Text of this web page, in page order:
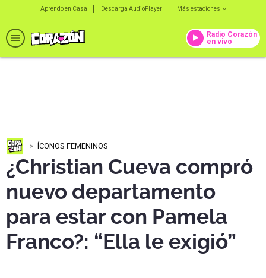
Aprendo en Casa Descarga AudioPlayer Más estaciones
Radio Corazón
en vivo
ÍCONOS FEMENINOS
¿Christian Cueva compró
nuevo departamento
para estar con Pamela
Franco?: “Ella le exigió”